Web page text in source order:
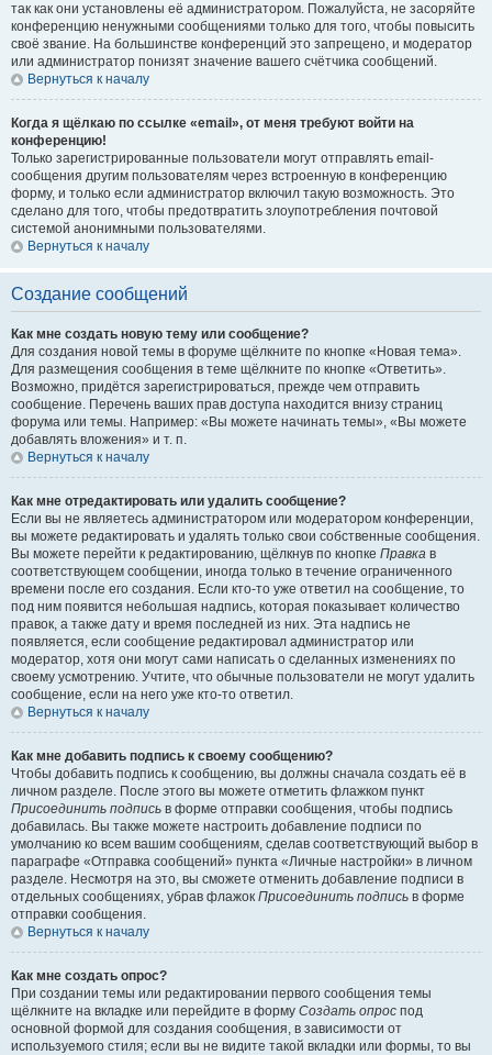
так как они установлены её администратором. Пожалуйста, не засоряйте
конференцию ненужными сообщениями только для того, чтобы повысить
своё звание. На большинстве конференций это запрещено, и модератор
или администратор понизят значение вашего счётчика сообщений.
Вернуться к началу
Когда я щёлкаю по ссылке «email», от меня требуют войти на
конференцию!
Только зарегистрированные пользователи могут отправлять email-
сообщения другим пользователям через встроенную в конференцию
форму, и только если администратор включил такую возможность. Это
сделано для того, чтобы предотвратить злоупотребления почтовой
системой анонимными пользователями.
Вернуться к началу
Создание сообщений
Как мне создать новую тему или сообщение?
Для создания новой темы в форуме щёлкните по кнопке «Новая тема».
Для размещения сообщения в теме щёлкните по кнопке «Ответить».
Возможно, придётся зарегистрироваться, прежде чем отправить
сообщение. Перечень ваших прав доступа находится внизу страниц
форума или темы. Например: «Вы можете начинать темы», «Вы можете
добавлять вложения» и т. п.
Вернуться к началу
Как мне отредактировать или удалить сообщение?
Если вы не являетесь администратором или модератором конференции,
вы можете редактировать и удалять только свои собственные сообщения.
Вы можете перейти к редактированию, щёлкнув по кнопке Правка в
соответствующем сообщении, иногда только в течение ограниченного
времени после его создания. Если кто-то уже ответил на сообщение, то
под ним появится небольшая надпись, которая показывает количество
правок, а также дату и время последней из них. Эта надпись не
появляется, если сообщение редактировал администратор или
модератор, хотя они могут сами написать о сделанных изменениях по
своему усмотрению. Учтите, что обычные пользователи не могут удалить
сообщение, если на него уже кто-то ответил.
Вернуться к началу
Как мне добавить подпись к своему сообщению?
Чтобы добавить подпись к сообщению, вы должны сначала создать её в
личном разделе. После этого вы можете отметить флажком пункт
Присоединить подпись в форме отправки сообщения, чтобы подпись
добавилась. Вы также можете настроить добавление подписи по
умолчанию ко всем вашим сообщениям, сделав соответствующий выбор в
параграфе «Отправка сообщений» пункта «Личные настройки» в личном
разделе. Несмотря на это, вы сможете отменить добавление подписи в
отдельных сообщениях, убрав флажок Присоединить подпись в форме
отправки сообщения.
Вернуться к началу
Как мне создать опрос?
При создании темы или редактировании первого сообщения темы
щёлкните на вкладке или перейдите в форму Создать опрос под
основной формой для создания сообщения, в зависимости от
используемого стиля; если вы не видите такой вкладки или формы, то вы